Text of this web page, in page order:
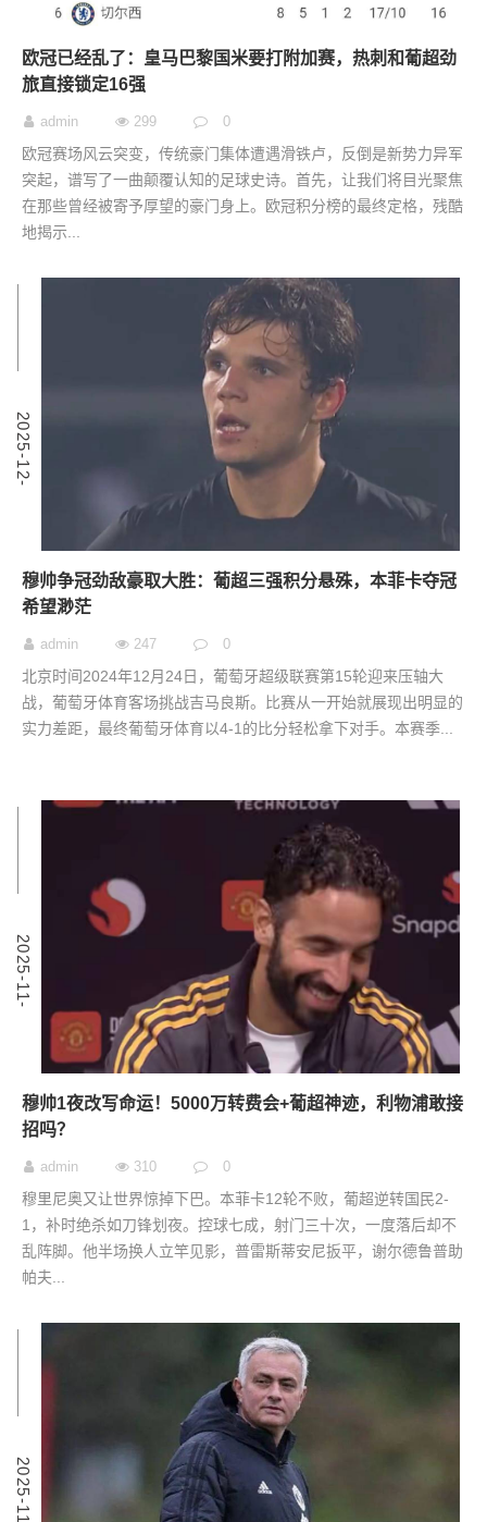
欧冠已经乱了：皇马巴黎国米要打附加赛，热刺和葡超劲
旅直接锁定16强
admin 299 0
欧冠赛场风云突变，传统豪门集体遭遇滑铁卢，反倒是新势力异军
突起，谱写了一曲颠覆认知的足球史诗。首先，让我们将目光聚焦
在那些曾经被寄予厚望的豪门身上。欧冠积分榜的最终定格，残酷
地揭示...
2
0
2
5
-
1
2
-
2
穆帅争冠劲敌豪取大胜：葡超三强积分悬殊，本菲卡夺冠
希望渺茫
admin 247 0
北京时间2024年12月24日，葡萄牙超级联赛第15轮迎来压轴大
战，葡萄牙体育客场挑战吉马良斯。比赛从一开始就展现出明显的
实力差距，最终葡萄牙体育以4-1的比分轻松拿下对手。本赛季...
2
0
2
5
-
1
1
-
3
穆帅1夜改写命运！5000万转费会+葡超神迹，利物浦敢接
招吗？
admin 310 0
穆里尼奥又让世界惊掉下巴。本菲卡12轮不败，葡超逆转国民2-
1，补时绝杀如刀锋划夜。控球七成，射门三十次，一度落后却不
乱阵脚。他半场换人立竿见影，普雷斯蒂安尼扳平，谢尔德鲁普助
帕夫...
2
0
2
5
-
1
1
-
0